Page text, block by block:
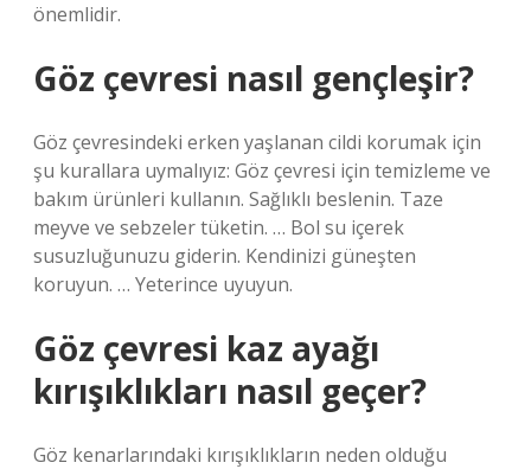
önemlidir.
Göz çevresi nasıl gençleşir?
Göz çevresindeki erken yaşlanan cildi korumak için
şu kurallara uymalıyız: Göz çevresi için temizleme ve
bakım ürünleri kullanın. Sağlıklı beslenin. Taze
meyve ve sebzeler tüketin. … Bol su içerek
susuzluğunuzu giderin. Kendinizi güneşten
koruyun. … Yeterince uyuyun.
Göz çevresi kaz ayağı
kırışıklıkları nasıl geçer?
Göz kenarlarındaki kırışıklıkların neden olduğu